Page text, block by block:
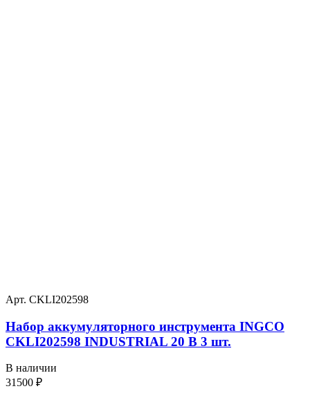
Арт. CKLI202598
Набор аккумуляторного инструмента INGCO
CKLI202598 INDUSTRIAL 20 В 3 шт.
В наличии
31500 ₽